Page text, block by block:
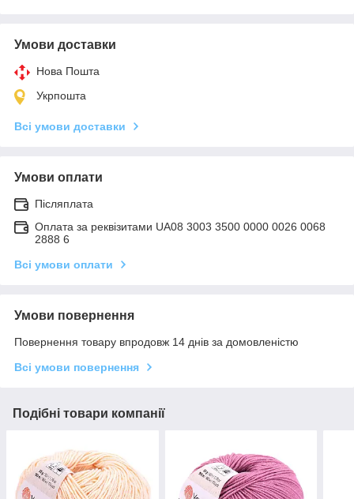
Умови доставки
Нова Пошта
Укрпошта
Всі умови доставки
Умови оплати
Післяплата
Оплата за реквізитами UA08 3003 3500 0000 0026 0068
2888 6
Всі умови оплати
Умови повернення
Повернення товару впродовж 14 днів за домовленістю
Всі умови повернення
Подібні товари компанії